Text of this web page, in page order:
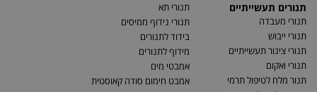
תנורים תעשייתיים
תנורי מעבדה
תנורי ייבוש
תנורי צינור תעשייתיים
תנורי ואקום
תנור מלח לטיפול תרמי
תנורי תא
תנורי נידוף ממיסים
בידוד לתנורים
מידוף לתנורים
אמבטי מים
אמבט חימום סודה קאוסטית